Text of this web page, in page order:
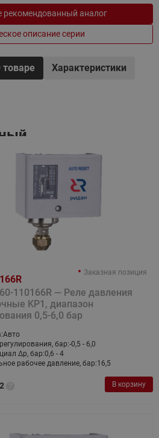
рекомендованный аналог
описание серии
товаре
Характеристики
110166R — Реле давления
KP1, диапазон
0,5-6,0 бар
Авто
бар:-0,5 - 6,0
∆p, бар:0,6 - 4
рабочее давление, бар:16,5
Заказная позиция
В корзину